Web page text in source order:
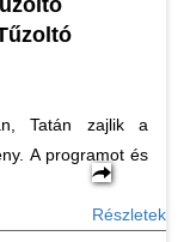
Tatán zajlik a
A programot és
Részletek